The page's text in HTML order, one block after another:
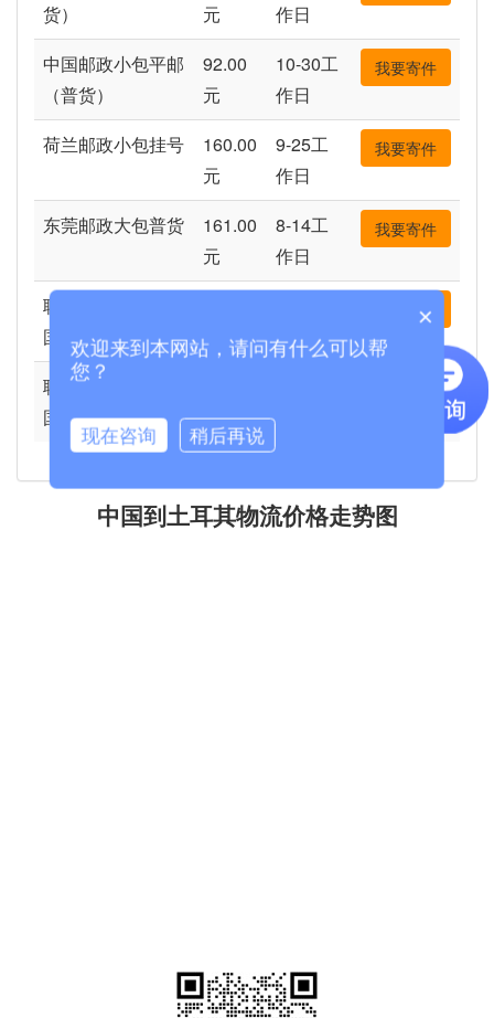
货）
元
作日
中国邮政小包平邮
（普货）
92.00
元
10-30工
作日
我要寄件
荷兰邮政小包挂号
160.00
元
9-25工
作日
我要寄件
东莞邮政大包普货
161.00
元
8-14工
作日
我要寄件
联邦全球进口中
国-IE价
元
日
我要寄件
联邦全球进口中
国-IP价
元
中国到土耳其物流价格走势图
×
欢迎来到本网站，请问有什么可以帮
您？
现在咨询 稍后再说